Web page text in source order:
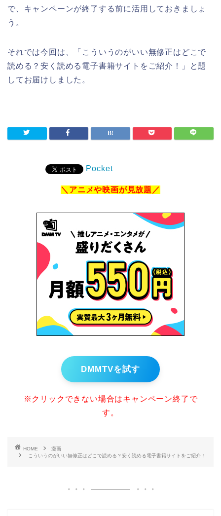
で、キャンペーンが終了する前に活用しておきましょ
う。
それでは今回は、「こういうのがいい無修正はどこで
読める？安く読める電子書籍サイトをご紹介！」と題
してお届けしました。
Pocket
＼アニメや映画が見放題／
DMMTVを試す
※クリックできない場合はキャンペーン終了で
す。
HOME
漫画
こういうのがいい無修正はどこで読める？安く読める電子書籍サイトをご紹介！